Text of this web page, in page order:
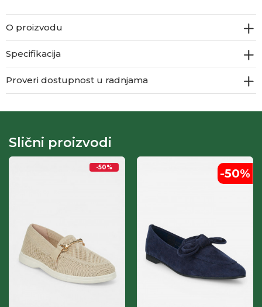
O proizvodu
Specifikacija
Proveri dostupnost u radnjama
Slični proizvodi
-50% -50%